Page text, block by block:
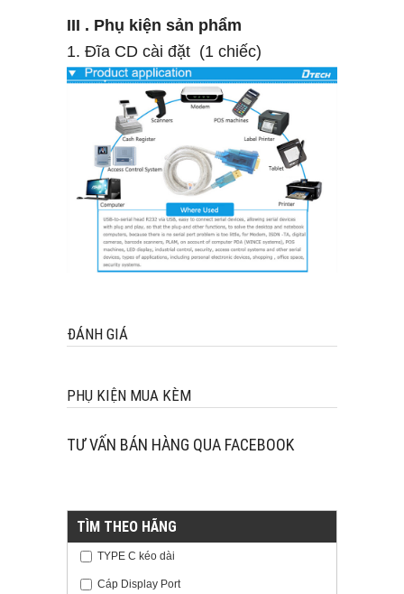
III . Phụ kiện sản phẩm
1. Đĩa CD cài đặt (1 chiếc)
ĐÁNH GIÁ
PHỤ KIỆN MUA KÈM
TƯ VẤN BÁN HÀNG QUA FACEBOOK
TÌM THEO HÃNG
TYPE C kéo dài
Cáp Display Port